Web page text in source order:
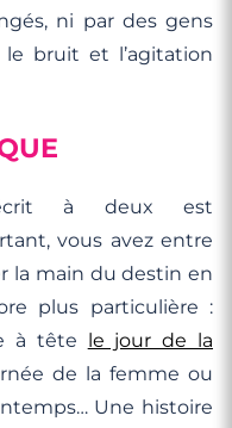
ni par des gens
bruit et l’agitation
à deux est
vous avez entre
la main du destin en
plus particulière :
à tête le jour de la
de la femme ou
Une histoire